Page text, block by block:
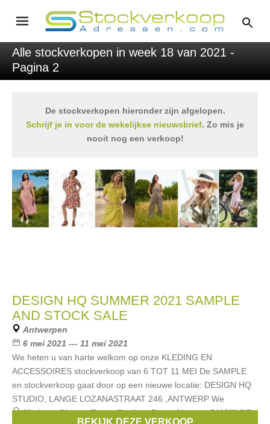
Alle stockverkopen in week 18 van 2021 -
Pagina 2
De stockverkopen hieronder zijn afgelopen.
Schrijf je in voor de wekelijkse nieuwsbrief. Zo mis je
nooit nog een verkoop!
DESIGN HQ SUMMER 2021 SAMPLE
AND STOCK SALE
Antwerpen
6 mei 2021 --- 11 mei 2021
We heten u van harte welkom op onze KLEDING EN
ACCESSOIRES stockverkoop van 6 TOT 11 MEI De SAMPLE
en stockverkoop gaat door op een nieuwe locatie: DESIGN HQ
STUDIO, LANGE LOZANASTRAAT 246 ,ANTWERP We
Merken:Circus,Emmy Design,Pretty Vacant,DU MILDE,
BEKIJK DEZE VERKOOP